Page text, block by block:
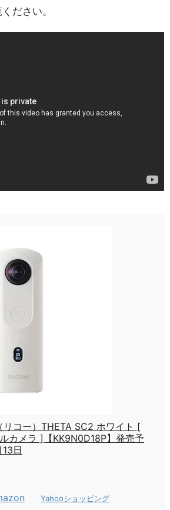
ださい。
リコー）THETA SC2 ホワイト [
カメラ ]【KK9N0D18P】発売予
日
Yahooショッピング